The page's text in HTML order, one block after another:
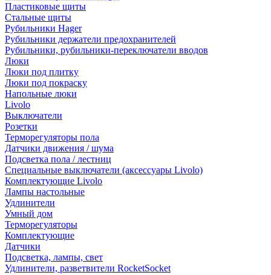
Пластиковые щиты
Стальные щиты
Рубильники Hager
Рубильники держатели предохранителей
Рубильники, рубильники-переключатели вводов
Люки
Люки под плитку
Люки под покраску
Напольные люки
Livolo
Выключатели
Розетки
Терморегуляторы пола
Датчики движения / шума
Подсветка пола / лестниц
Специальные выключатели (аксессуары Livolo)
Комплектующие Livolo
Лампы настольные
Удлинители
Умный дом
Терморегуляторы
Комплектующие
Датчики
Подсветка, лампы, свет
Удлинители, разветвители RocketSocket